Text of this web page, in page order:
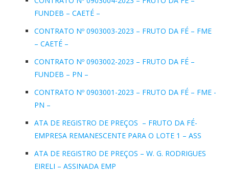
FUNDEB – CAETÉ –
CONTRATO Nº 0903003-2023 – FRUTO DA FÉ – FME
– CAETÉ –
CONTRATO Nº 0903002-2023 – FRUTO DA FÉ –
FUNDEB – PN –
CONTRATO Nº 0903001-2023 – FRUTO DA FÉ – FME -
PN –
ATA DE REGISTRO DE PREÇOS – FRUTO DA FÉ-
EMPRESA REMANESCENTE PARA O LOTE 1 – ASS
ATA DE REGISTRO DE PREÇOS – W. G. RODRIGUES
EIRELI – ASSINADA EMP